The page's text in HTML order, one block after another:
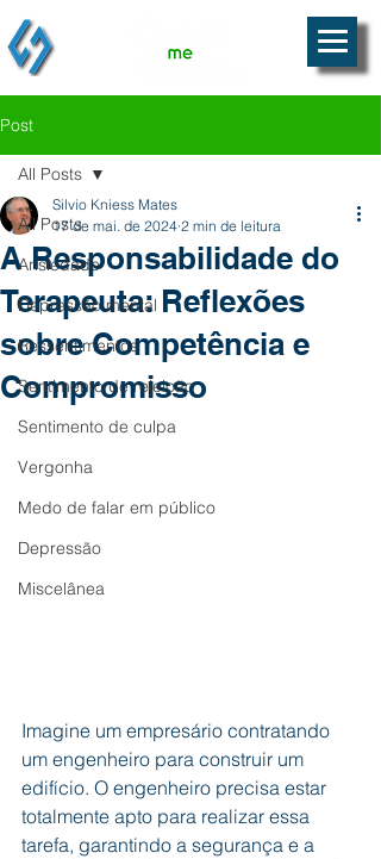
Post
All Posts
Ansiedade
Depressão mental
Ressentimentos
Sentimento de rejeição
Sentimento de culpa
Vergonha
Medo de falar em público
Depressão
Miscelânea
All Posts
A Responsabilidade do
Terapeuta: Reflexões
sobre Competência e
Compromisso
Silvio Kniess Mates
17 de mai. de 2024 2 min de leitura
Imagine um empresário contratando
um engenheiro para construir um
edifício. O engenheiro precisa estar
totalmente apto para realizar essa
tarefa, garantindo a segurança e a